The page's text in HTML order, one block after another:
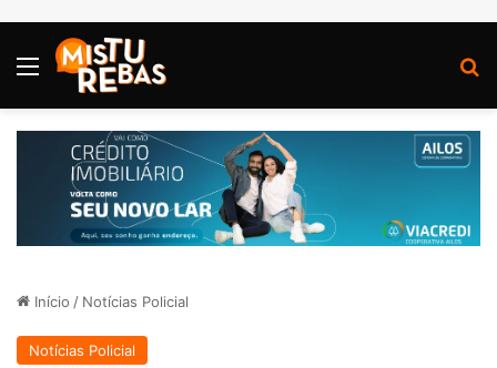
Menu
Início / Notícias Policial
Notícias Policial